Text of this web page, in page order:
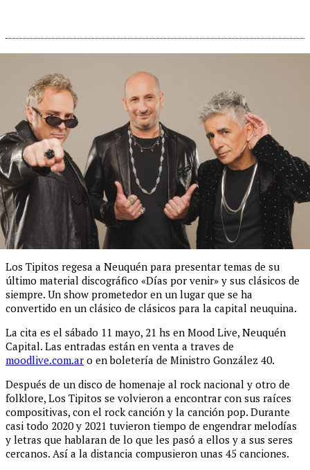
Los Tipitos regesa a Neuquén para presentar temas de su
último material discográfico «Días por venir» y sus clásicos de
siempre. Un show prometedor en un lugar que se ha
convertido en un clásico de clásicos para la capital neuquina.
La cita es el sábado 11 mayo, 21 hs en Mood Live, Neuquén
Capital. Las entradas están en venta a traves de
moodlive.com.ar o en boletería de Ministro González 40.
Después de un disco de homenaje al rock nacional y otro de
folklore, Los Tipitos se volvieron a encontrar con sus raíces
compositivas, con el rock canción y la canción pop. Durante
casi todo 2020 y 2021 tuvieron tiempo de engendrar melodías
y letras que hablaran de lo que les pasó a ellos y a sus seres
cercanos. Así a la distancia compusieron unas 45 canciones.